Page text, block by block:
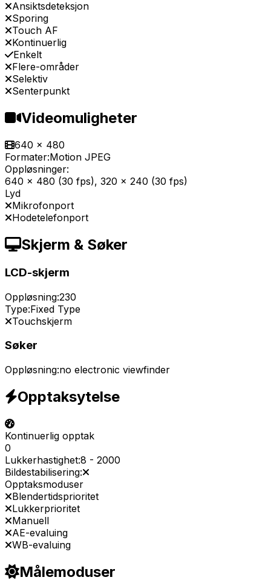
Ansiktsdeteksjon
Sporing
Touch AF
Kontinuerlig
Enkelt
Flere-områder
Selektiv
Senterpunkt
Videomuligheter
640 x 480
Formater:Motion JPEG
Oppløsninger:
640 x 480 (30 fps), 320 x 240 (30 fps)
Lyd
Mikrofonport
Hodetelefonport
Skjerm & Søker
LCD-skjerm
Oppløsning:230
Type:Fixed Type
Touchskjerm
Søker
Oppløsning:no electronic viewfinder
Opptaksytelse
Kontinuerlig opptak
0
Lukkerhastighet:8 - 2000
Bildestabilisering:
Opptaksmoduser
Blendertidsprioritet
Lukkerprioritet
Manuell
AE-evaluing
WB-evaluing
Målemoduser